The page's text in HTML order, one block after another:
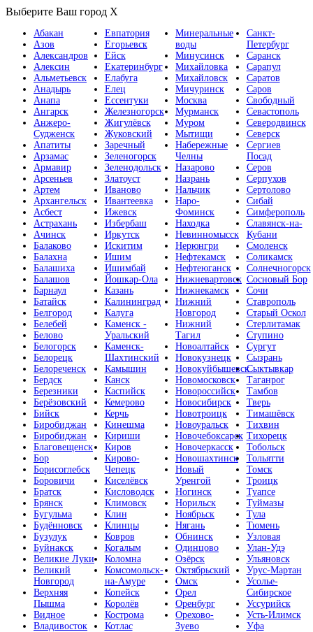
Выберите Ваш город X
Абакан
Азов
Александров
Алексин
Альметьевск
Анадырь
Анапа
Ангарск
Анжеро-
Судженск
Апатиты
Арзамас
Армавир
Арсеньев
Артем
Архангельск
Асбест
Астрахань
Ачинск
Балаково
Балахна
Балашиха
Балашов
Барнаул
Батайск
Белгород
Белебей
Белово
Белогорск
Белорецк
Белореченск
Бердск
Березники
Берёзовский
Бийск
Биробиджан
Биробиджан
Благовещенск
Бор
Борисоглебск
Боровичи
Братск
Брянск
Бугульма
Будённовск
Бузулук
Буйнакск
Великие Луки
Великий
Новгород
Верхняя
Пышма
Видное
Владивосток
Евпатория
Егорьевск
Ейск
Екатеринбург
Елабуга
Елец
Ессентуки
Железногорск
Жигулёвск
Жуковский
Заречный
Зеленогорск
Зеленодольск
Златоуст
Иваново
Ивантеевка
Ижевск
Избербаш
Иркутск
Искитим
Ишим
Ишимбай
Йошкар-Ола
Казань
Калининград
Калуга
Каменск -
Уральский
Каменск-
Шахтинский
Камышин
Канск
Каспийск
Кемерово
Керчь
Кинешма
Кириши
Киров
Кирово-
Чепецк
Киселёвск
Кисловодск
Климовск
Клин
Клинцы
Ковров
Когалым
Коломна
Комсомольск-
на-Амуре
Копейск
Королёв
Кострома
Котлас
Минеральные
воды
Минусинск
Михайловка
Михайловск
Мичуринск
Москва
Мурманск
Муром
Мытищи
Набережные
Челны
Назарово
Назрань
Нальчик
Наро-
Фоминск
Находка
Невинномысск
Нерюнгри
Нефтекамск
Нефтеюганск
Нижневартовск
Нижнекамск
Нижний
Новгород
Нижний
Тагил
Новоалтайск
Новокузнецк
Новокуйбышевск
Новомосковск
Новороссийск
Новосибирск
Новотроицк
Новоуральск
Новочебоксарск
Новочеркасск
Новошахтинск
Новый
Уренгой
Ногинск
Норильск
Ноябрьск
Нягань
Обнинск
Одинцово
Озёрск
Октябрьский
Омск
Орел
Оренбург
Орехово-
Зуево
Санкт-
Петербург
Саранск
Сарапул
Саратов
Саров
Свободный
Севастополь
Северодвинск
Северск
Сергиев
Посад
Серов
Серпухов
Сертолово
Сибай
Симферополь
Славянск-на-
Кубани
Смоленск
Соликамск
Солнечногорск
Сосновый Бор
Сочи
Ставрополь
Старый Оскол
Стерлитамак
Ступино
Сургут
Сызрань
Сыктывкар
Таганрог
Тамбов
Тверь
Тимашёвск
Тихвин
Тихорецк
Тобольск
Тольятти
Томск
Троицк
Туапсе
Туймазы
Тула
Тюмень
Узловая
Улан-Удэ
Ульяновск
Урус-Мартан
Усолье-
Сибирское
Уссурийск
Усть-Илимск
Уфа